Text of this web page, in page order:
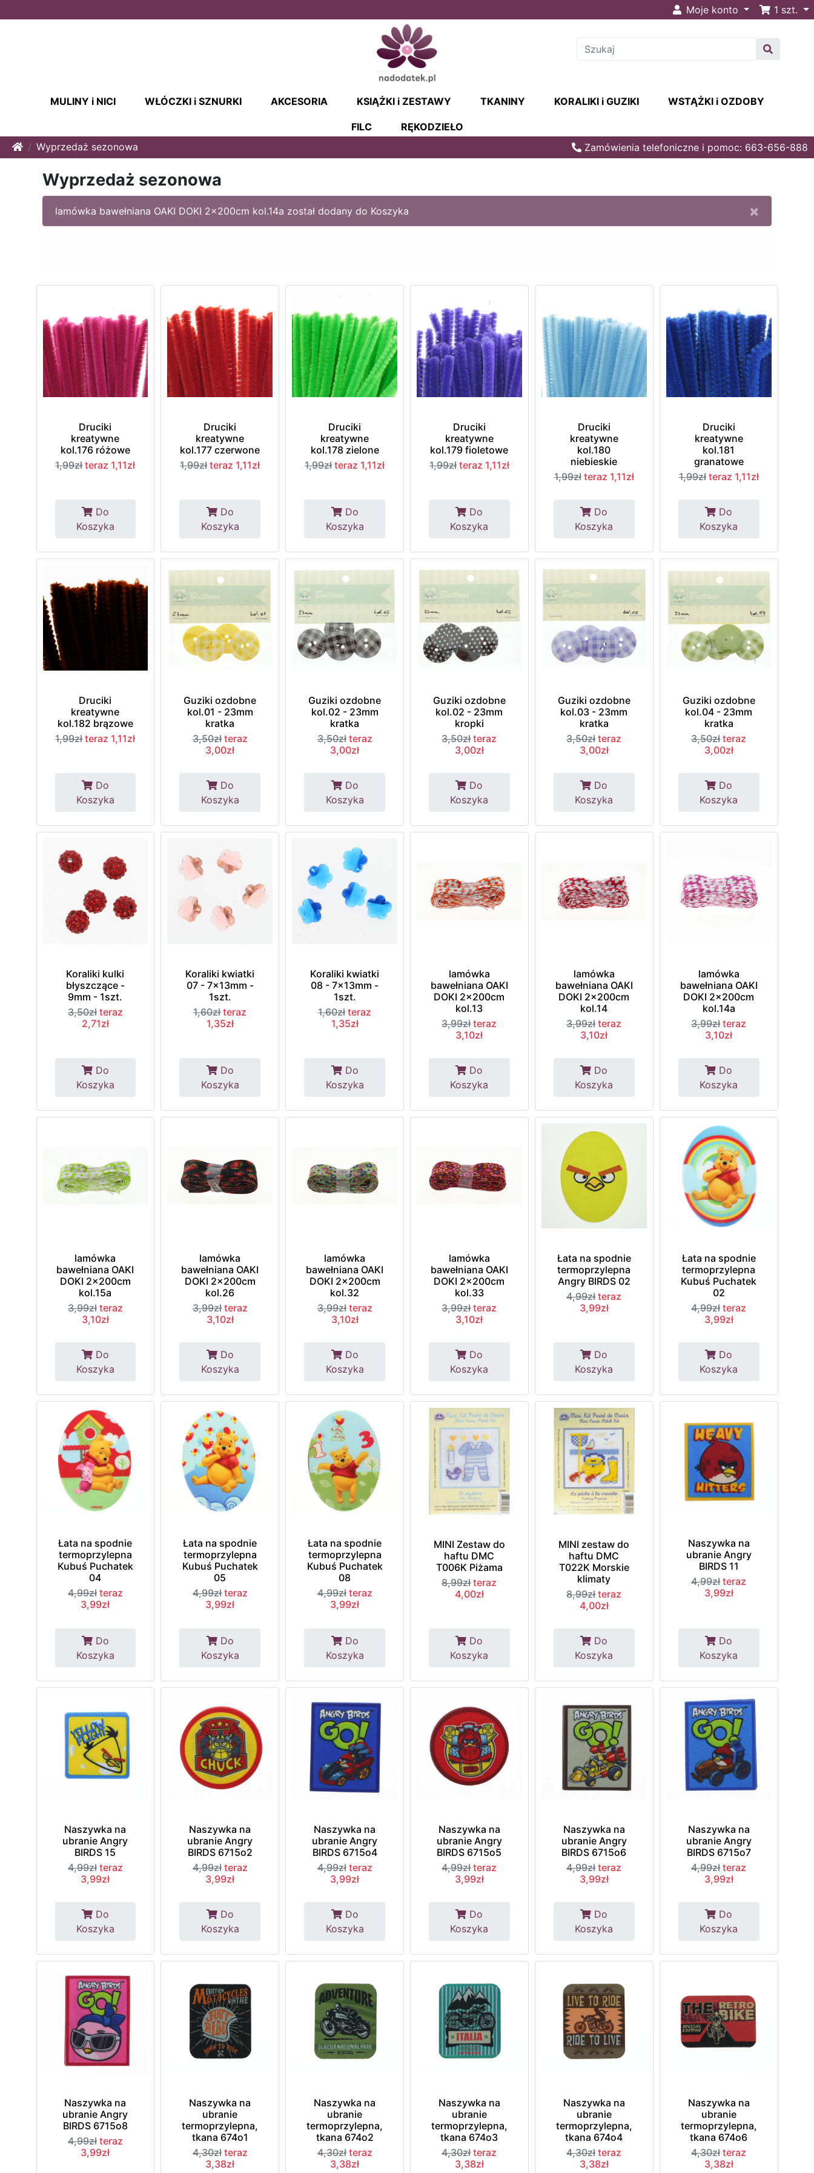
Moje konto 1 szt.
MULINY i NICI WŁÓCZKI i SZNURKI AKCESORIA KSIĄŻKI i ZESTAWY TKANINY KORALIKI i GUZIKI WSTĄŻKI i OZDOBY
FILC
RĘKODZIEŁO
HomeWyprzedaż sezonowa Zamówienia telefoniczne i pomoc: 663-656-888
Wyprzedaż sezonowa
×
lamówka bawełniana OAKI DOKI 2x200cm kol.14a został dodany do Koszyka
Druciki
kreatywne
kol.176 różowe
1,99zł teraz 1,11zł
Do
Koszyka
Druciki
kreatywne
kol.177 czerwone
1,99zł teraz 1,11zł
Do
Koszyka
Druciki
kreatywne
kol.178 zielone
1,99zł teraz 1,11zł
Do
Koszyka
Druciki
kreatywne
kol.179 fioletowe
1,99zł teraz 1,11zł
Do
Koszyka
Druciki
kreatywne
kol.180
niebieskie
1,99zł teraz 1,11zł
Do
Koszyka
Druciki
kreatywne
kol.181
granatowe
1,99zł teraz 1,11zł
Do
Koszyka
Druciki
kreatywne
kol.182 brązowe
1,99zł teraz 1,11zł
Do
Koszyka
Guziki ozdobne
kol.01 - 23mm
kratka
3,50zł teraz
3,00zł
Do
Koszyka
Guziki ozdobne
kol.02 - 23mm
kratka
3,50zł teraz
3,00zł
Do
Koszyka
Guziki ozdobne
kol.02 - 23mm
kropki
3,50zł teraz
3,00zł
Do
Koszyka
Guziki ozdobne
kol.03 - 23mm
kratka
3,50zł teraz
3,00zł
Do
Koszyka
Guziki ozdobne
kol.04 - 23mm
kratka
3,50zł teraz
3,00zł
Do
Koszyka
Koraliki kulki
błyszczące -
9mm - 1szt.
3,50zł teraz
2,71zł
Do
Koszyka
Koraliki kwiatki
07 - 7x13mm -
1szt.
1,60zł teraz
1,35zł
Do
Koszyka
Koraliki kwiatki
08 - 7x13mm -
1szt.
1,60zł teraz
1,35zł
Do
Koszyka
lamówka
bawełniana OAKI
DOKI 2x200cm
kol.13
3,99zł teraz
3,10zł
Do
Koszyka
lamówka
bawełniana OAKI
DOKI 2x200cm
kol.14
3,99zł teraz
3,10zł
Do
Koszyka
lamówka
bawełniana OAKI
DOKI 2x200cm
kol.14a
3,99zł teraz
3,10zł
Do
Koszyka
lamówka
bawełniana OAKI
DOKI 2x200cm
kol.15a
3,99zł teraz
3,10zł
Do
Koszyka
lamówka
bawełniana OAKI
DOKI 2x200cm
kol.26
3,99zł teraz
3,10zł
Do
Koszyka
lamówka
bawełniana OAKI
DOKI 2x200cm
kol.32
3,99zł teraz
3,10zł
Do
Koszyka
lamówka
bawełniana OAKI
DOKI 2x200cm
kol.33
3,99zł teraz
3,10zł
Do
Koszyka
Łata na spodnie
termoprzylepna
Angry BIRDS 02
4,99zł teraz
3,99zł
Do
Koszyka
Łata na spodnie
termoprzylepna
Kubuś Puchatek
02
4,99zł teraz
3,99zł
Do
Koszyka
Łata na spodnie
termoprzylepna
Kubuś Puchatek
04
4,99zł teraz
3,99zł
Do
Koszyka
Łata na spodnie
termoprzylepna
Kubuś Puchatek
05
4,99zł teraz
3,99zł
Do
Koszyka
Łata na spodnie
termoprzylepna
Kubuś Puchatek
08
4,99zł teraz
3,99zł
Do
Koszyka
MINI Zestaw do
haftu DMC
T006K Piżama
8,99zł teraz
4,00zł
Do
Koszyka
MINI zestaw do
haftu DMC
T022K Morskie
klimaty
8,99zł teraz
4,00zł
Do
Koszyka
Naszywka na
ubranie Angry
BIRDS 11
4,99zł teraz
3,99zł
Do
Koszyka
Naszywka na
ubranie Angry
BIRDS 15
4,99zł teraz
3,99zł
Do
Koszyka
Naszywka na
ubranie Angry
BIRDS 6715o2
4,99zł teraz
3,99zł
Do
Koszyka
Naszywka na
ubranie Angry
BIRDS 6715o4
4,99zł teraz
3,99zł
Do
Koszyka
Naszywka na
ubranie Angry
BIRDS 6715o5
4,99zł teraz
3,99zł
Do
Koszyka
Naszywka na
ubranie Angry
BIRDS 6715o6
4,99zł teraz
3,99zł
Do
Koszyka
Naszywka na
ubranie Angry
BIRDS 6715o7
4,99zł teraz
3,99zł
Do
Koszyka
Naszywka na
ubranie Angry
BIRDS 6715o8
4,99zł teraz
3,99zł
Naszywka na
ubranie
termoprzylepna,
tkana 674o1
4,30zł teraz
3,38zł
Naszywka na
ubranie
termoprzylepna,
tkana 674o2
4,30zł teraz
3,38zł
Naszywka na
ubranie
termoprzylepna,
tkana 674o3
4,30zł teraz
3,38zł
Naszywka na
ubranie
termoprzylepna,
tkana 674o4
4,30zł teraz
3,38zł
Naszywka na
ubranie
termoprzylepna,
tkana 674o6
4,30zł teraz
3,38zł